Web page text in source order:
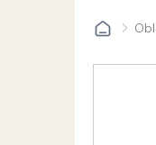
Domů